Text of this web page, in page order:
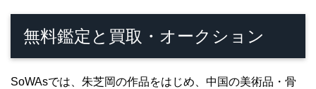
無料鑑定と買取・オークション
SoWAsでは、朱芝岡の作品をはじめ、中国の美術品・骨